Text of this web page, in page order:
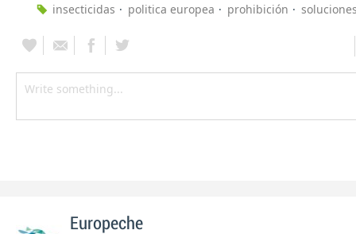
insecticidas
politica europea prohibición
Europeche